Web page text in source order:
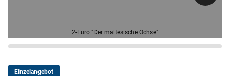
2-Euro "Der maltesische Ochse"
Einzelangebot